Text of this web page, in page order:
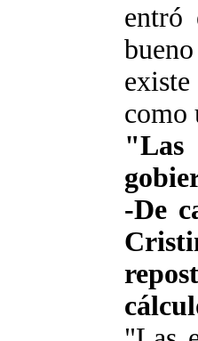
entró
como
"Las
-De